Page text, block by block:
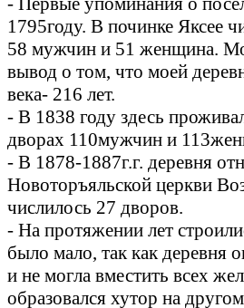
1795году. В починке Яксее
58 мужчин и 51 женщина.
вывод о том, что моей
века- 216 лет.
- В 1838 году здесь
дворах 110мужчин и
- В 1878-1887г.г. деревня
Новоторъяльской церкви
числилось 27 дворов.
- На протяжении лет
было мало, так как деревня
и не могла вместить всех
образовался хутор на